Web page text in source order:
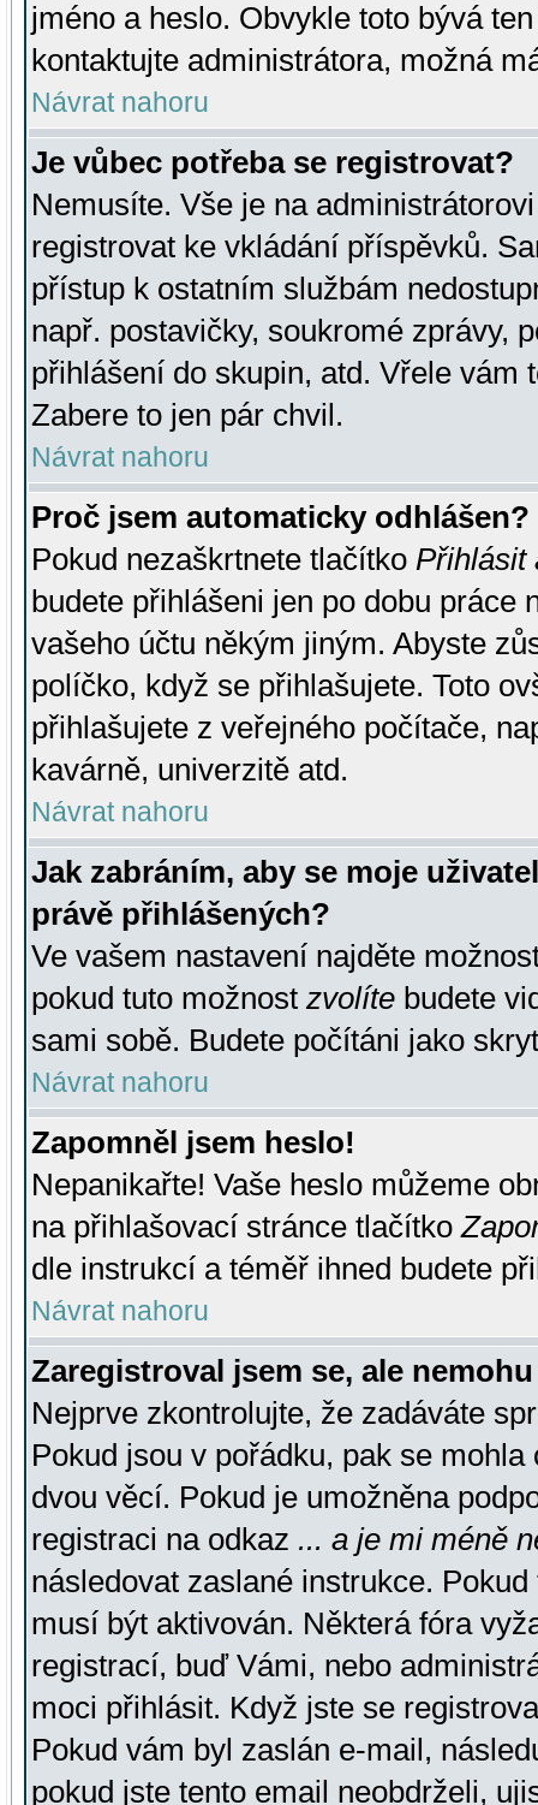
jméno a heslo. Obvykle toto bývá
kontaktujte administrátora, možná
Návrat nahoru
Je vůbec potřeba se registrovat?
Nemusíte. Vše je na
registrovat ke vkládání příspěvků.
přístup k ostatním službám
např. postavičky, soukromé zprávy,
přihlášení do skupin, atd. Vřele vám
Zabere to jen pár chvil.
Návrat nahoru
Proč jsem automaticky odhlášen?
Pokud nezaškrtnete tlačítko Přihlásit
budete přihlášeni jen po dobu práce
vašeho účtu někým jiným. Abyste
políčko, když se přihlašujete. Toto
přihlašujete z veřejného počítače,
kavárně, univerzitě atd.
Návrat nahoru
Jak zabráním, aby se moje
právě přihlášených?
Ve vašem nastavení najděte
pokud tuto možnost zvolíte budete
sami sobě. Budete počítáni jako
Návrat nahoru
Zapomněl jsem heslo!
Nepanikařte! Vaše heslo můžeme
na přihlašovací stránce tlačítko
dle instrukcí a téměř ihned budete
Návrat nahoru
Zaregistroval jsem se, ale
Nejprve zkontrolujte, že zadáváte
Pokud jsou v pořádku, pak se
dvou věcí. Pokud je umožněna
registraci na odkaz ... a je mi méně
následovat zaslané instrukce.
musí být aktivován. Některá fóra
registrací, buď Vámi, nebo
moci přihlásit. Když jste se
Pokud vám byl zaslán e-mail,
pokud jste tento email neobdrželi,